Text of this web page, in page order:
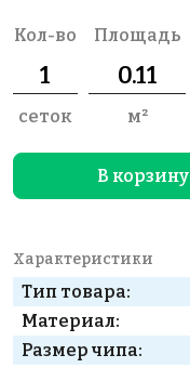
Кол-во
сеток
Площадь
м²
В корзину
Характеристики
Тип товара:
Материал:
Размер чипа: